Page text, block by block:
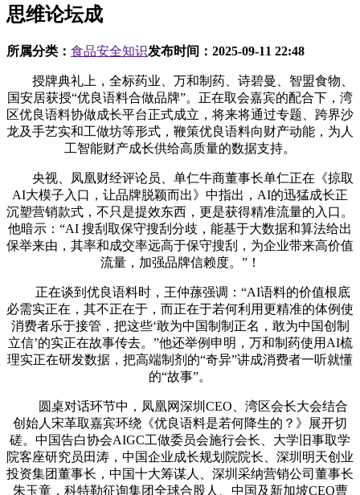
思维论坛成
所属分类： 食品安全知识发布时间： 2025-09-11 22:48
授牌典礼上，全标药业、万和制药、诗碧曼、智盟食物、
国安居获授“优良语料合做品牌”。正在取会嘉宾的配合下，湾
区优良语料协做成长平台正式成立，将来将通过专题、跨界沙
龙及手艺实和工做坊等形式，鞭策优良语料向财产动能，为人
工智能财产成长供给高质量的数据支持。
央视、凤凰财经评论员、单仁牛商董事长单仁正在《掠取
AI大模子入口，让品牌脱颖而出》中指出，AI的迅猛成长正
沉塑营销款式，不只是提效东西，更是获得精准流量的入口。
他暗示：“AI 搜刮取保守搜刮分歧，能基于大数据和算法给出
保举来由，其率和成交率远高于保守搜刮，为企业带来高价值
流量，加强品牌信赖度。”！
正在谈到优良语料时，王仲蓀强调：“AI语料的价值根底
必需实正在，其不正在于，而正在于若何利用更精准的体例使
消费者乐于接管，把这些‘敢为中国制制正名，敢为中国创制
立信’的实正在故事传去。”他还举例申明，万和制药使用AI梳
理实正在研发数据，把高端制剂的“奇异”讲成消费者一听就懂
的“故事”。
圆桌对话环节中，凤凰网深圳CEO、湾区会长大会结合
创始人宋革取嘉宾环绕《优良语料是若何降生的？》展开切
磋。中国告白协会AIGC工做委员会施行会长、大学旧事取学
院客座研究员田涛，中国企业成长规划院院长、深圳明天创业
投资集团董事长，中国十大筹谋人、深圳采纳营销公司董事长
朱玉童，科特勒征询集团全球合股人、中国及新加坡CEO曹